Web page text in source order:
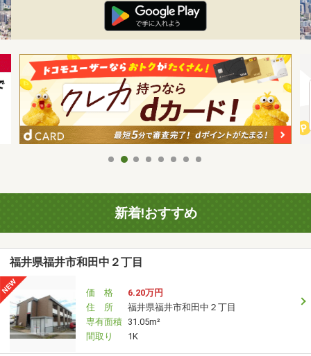
新着!おすすめ
福井県福井市和田中２丁目
価 格
6.20万円
住 所
福井県福井市和田中２丁目
専有面積 31.05m²
間取り
1K